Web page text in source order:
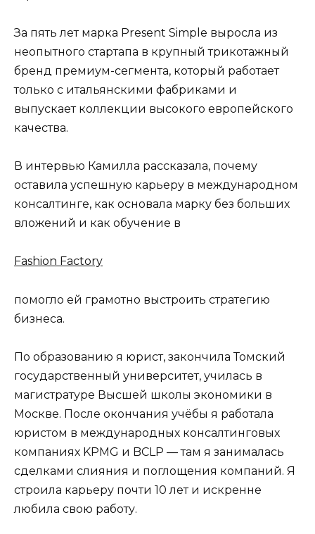
За пять лет марка Present Simple выросла из
неопытного стартапа в крупный трикотажный
бренд премиум-сегмента, который работает
только с итальянскими фабриками и
выпускает коллекции высокого европейского
качества.
В интервью Камилла рассказала, почему
оставила успешную карьеру в международном
консалтинге, как основала марку без больших
вложений и как обучение в
Fashion Factory
помогло ей грамотно выстроить стратегию
бизнеса.
По образованию я юрист, закончила Томский
государственный университет, училась в
магистратуре Высшей школы экономики в
Москве. После окончания учёбы я работала
юристом в международных консалтинговых
компаниях KPMG и BCLP — там я занималась
сделками слияния и поглощения компаний. Я
строила карьеру почти 10 лет и искренне
любила свою работу.